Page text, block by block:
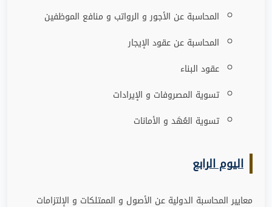
المحاسبة عن الأجور و الرواتب و منافع الموظفين
المحاسبة عن عقود الإيجار
عقود البناء
تسوية المصروفات و الإيرادات
تسوية العُهَد و الأمانات
اليوم الرابع
معايير المحاسبة الدولية عن الأصول و الممتلكات و الإلتزامات